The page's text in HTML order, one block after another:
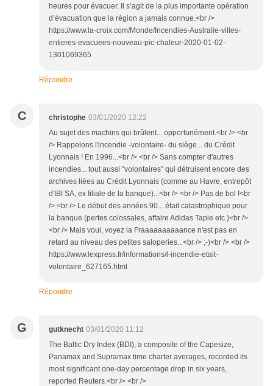
heures pour évacuer. Il s’agit de la plus importante opération
d’évacuation que la région a jamais connue.<br />
https://www.la-croix.com/Monde/Incendies-Australie-villes-
entieres-evacuees-nouveau-pic-chaleur-2020-01-02-
1301069365
Répondre
C christophe 03/01/2020 12:22
Au sujet des machins qui brûlent... opportunément.<br /> <br
/> Rappelons l'incendie -volontaire- du siège... du Crédit
Lyonnais ! En 1996...<br /> <br /> Sans compter d'autres
incendies... tout aussi "volontaires" qui détruisent encore des
archives liées au Crédit Lyonnais (comme au Havre, entrepôt
d'IBI SA, ex filiale de la banque)...<br /> <br /> Pas de bol !<br
/> <br /> Le début des années 90... était catastrophique pour
la banque (pertes colossales, affaire Adidas Tapie etc.)<br />
<br /> Mais voui, voyez la Fraaaaaaaaaance n'est pas en
retard au niveau des petites saloperies...<br /> ;-)<br /> <br />
https://www.lexpress.fr/informations/l-incendie-etait-
volontaire_627165.html
Répondre
G gutknecht 03/01/2020 11:12
The Baltic Dry Index (BDI), a composite of the Capesize,
Panamax and Supramax time charter averages, recorded its
most significant one-day percentage drop in six years,
reported Reuters.<br /> <br />